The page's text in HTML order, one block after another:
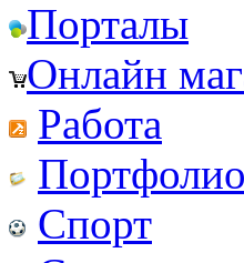
Порталы
Онлайн
Работа
Портфолио
Спорт